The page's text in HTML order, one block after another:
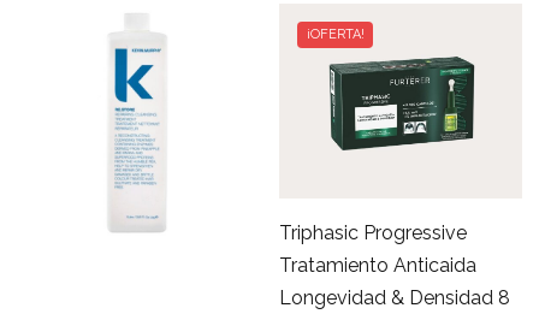
¡OFERTA!
Triphasic Progressive
Tratamiento Anticaida
Longevidad & Densidad 8